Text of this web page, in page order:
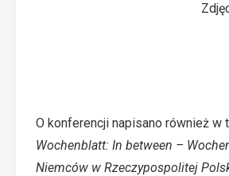
O konferencji napisano również w
Wochenblatt: In between –
Niemców w Rzeczypospolitej